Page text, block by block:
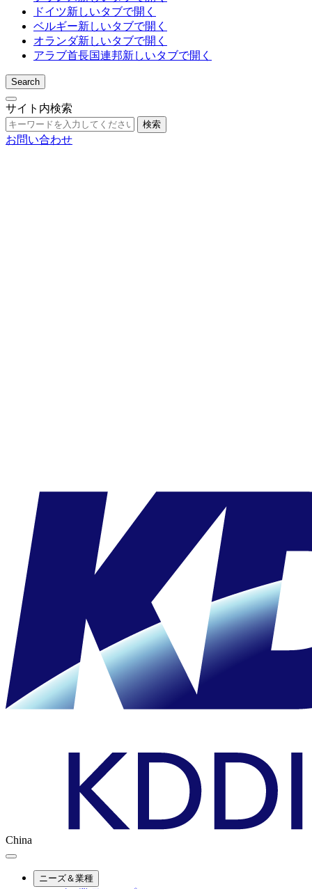
ドイツ新しいタブで開く
ベルギー新しいタブで開く
オランダ新しいタブで開く
アラブ首長国連邦新しいタブで開く
Search
サイト内検索
検索
お問い合わせ
China
ニーズ＆業種